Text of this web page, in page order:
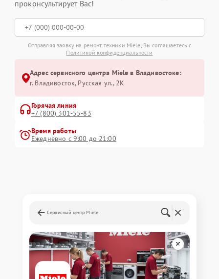
проконсультирует Вас!
Отправляя заявку на ремонт техники Miele, Вы соглашаетесь с
Политикой конфиденциальности
Адрес сервисного центра Miele в Владивостоке:
г. Владивосток, Русская ул., 2К
Горячая линия
+7 (800) 301-55-83
Время работы
Ежедневно с 9:00 до 21:00
Сервисный центр Miele